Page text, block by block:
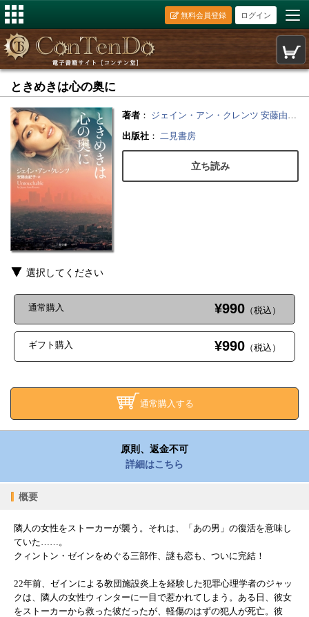
ログイン
無料会員登録
ときめきは心の奥に
著者 ： ジェイン・アン・クレンツ 安藤由紀子
出版社 ： 二見書房
立ち読み
選択してください
通常購入 ¥990 （税込）
ギフト購入 ¥990 （税込）
通常購入する
原則、返金不可
詳細はこちら
概要
隣人の女性をストーカーが襲う。それは、「あの男」の復活を意味し
ていた……。
クィントン・ゼインをめぐる三部作、謎も恋も、ついに完結！
22年前、ゼインによる教団施設炎上を経験した犯罪心理学者のジャッ
クは、隣人の女性ウィンターに一目で惹かれてしまう。ある日、彼女
をストーカーから救った彼だったが、軽傷のはずの犯人が死亡。彼